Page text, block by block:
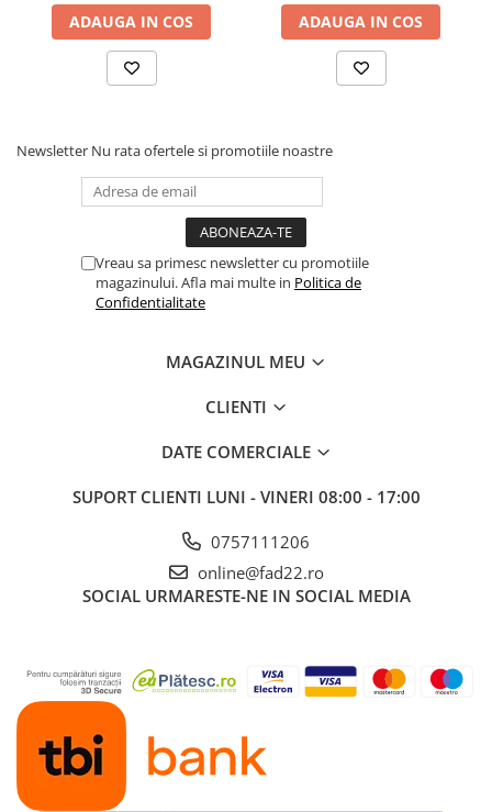
Stechere
Banda izolatoare
Cablu si tubulatura
Becuri si tuburi LED
Garduri metalice
Stalpi gard
Panouri gard
Aparate de spalat cu presiune
Scari aluminiu / otel
imbracaminte
Incaltaminte
Accesorii echipament
Imbracaminte
Manusi
mp/pachet
ADAUGA IN COS
PET + banda adeziva,
grosime 3mm, 5.1 x 1.18 m,
6 mp/pachet
ADAUGA IN COS
Newsletter Nu rata ofertele si promotiile noastre
Vreau sa primesc newsletter cu promotiile
magazinului. Afla mai multe in Politica de
Confidentialitate
MAGAZINUL MEU
CLIENTI
DATE COMERCIALE
SUPORT CLIENTI LUNI - VINERI 08:00 - 17:00
0757111206
online@fad22.ro
SOCIAL URMARESTE-NE IN SOCIAL MEDIA